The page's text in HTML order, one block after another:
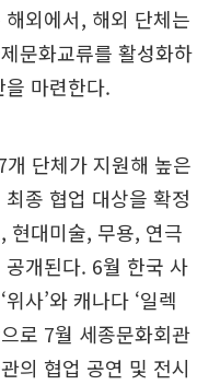
외에서, 해외 단체는
문화교류를 활성화하
마련한다.
단체가 지원해 높은
종 협업 대상을 확정
현대미술, 무용, 연극
개된다. 6월 한국 사
사’와 캐나다 ‘일렉
로 7월 세종문화회관
의 협업 공연 및 전시